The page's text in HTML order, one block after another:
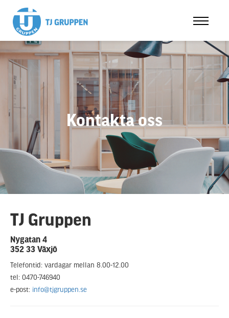
Kontakta oss
TJ Gruppen
Nygatan 4
352 33 Växjö
Telefontid: vardagar mellan 8.00-12.00
tel: 0470-746940
e-post: info@tjgruppen.se